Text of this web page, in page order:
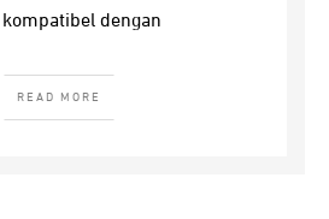
dengan
READ MORE